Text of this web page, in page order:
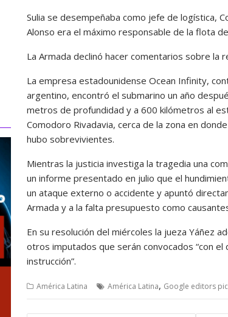
Sulia se desempeñaba como jefe de logística,
Alonso era el máximo responsable de la flota
La Armada declinó hacer comentarios sobre la
La empresa estadounidense Ocean Infinity,
argentino, encontró el submarino un año
metros de profundidad y a 600 kilómetros al
Comodoro Rivadavia, cerca de la zona en
hubo sobrevivientes.
Mientras la justicia investiga la tragedia una
un informe presentado en julio que el
un ataque externo o accidente y apuntó
Armada y a la falta presupuesto como
En su resolución del miércoles la jueza Yáñez
otros imputados que serán convocados “con
instrucción”.
América Latina América Latina, Google editors